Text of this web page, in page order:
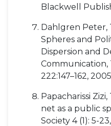
Blackwell
Dahlgren Peter,
Spheres and
Dispersion and
Communication,
222:147–162,
Papacharissi
net as a public
Society 4 (1): 5-